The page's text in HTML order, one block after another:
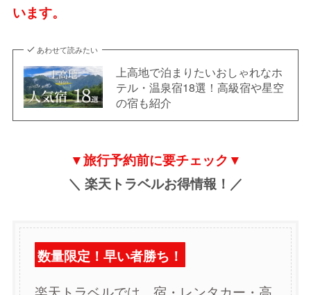
います。
あわせて読みたい
上高地で泊まりたいおしゃれなホ
テル・温泉宿18選！高級宿や星空
の宿も紹介
▼旅行予約前に要チェック▼
＼ 楽天トラベルお得情報！／
数量限定！早い者勝ち！